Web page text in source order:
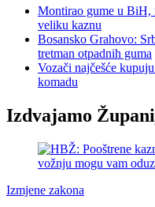
Montirao gume u
veliku kaznu
Bosansko Grahovo:
tretman otpadnih guma
Vozači najčešće
komadu
Izdvajamo
Izmjene zakona